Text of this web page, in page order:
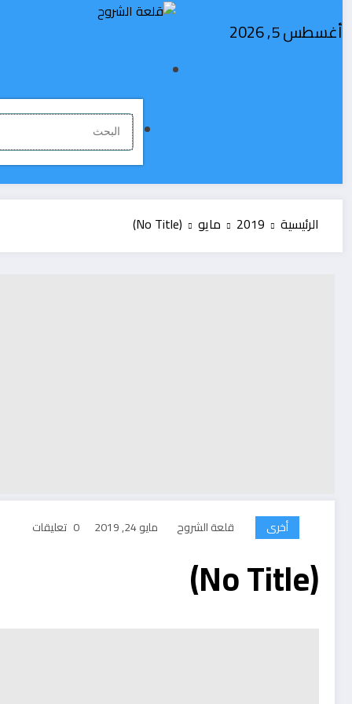
إلىأغسطس 5, 2026
الرئيسية 2019 مايو (No Title)
أخرى قلعة الشروح مايو 24, 2019 0 تعليقات
(No Title)